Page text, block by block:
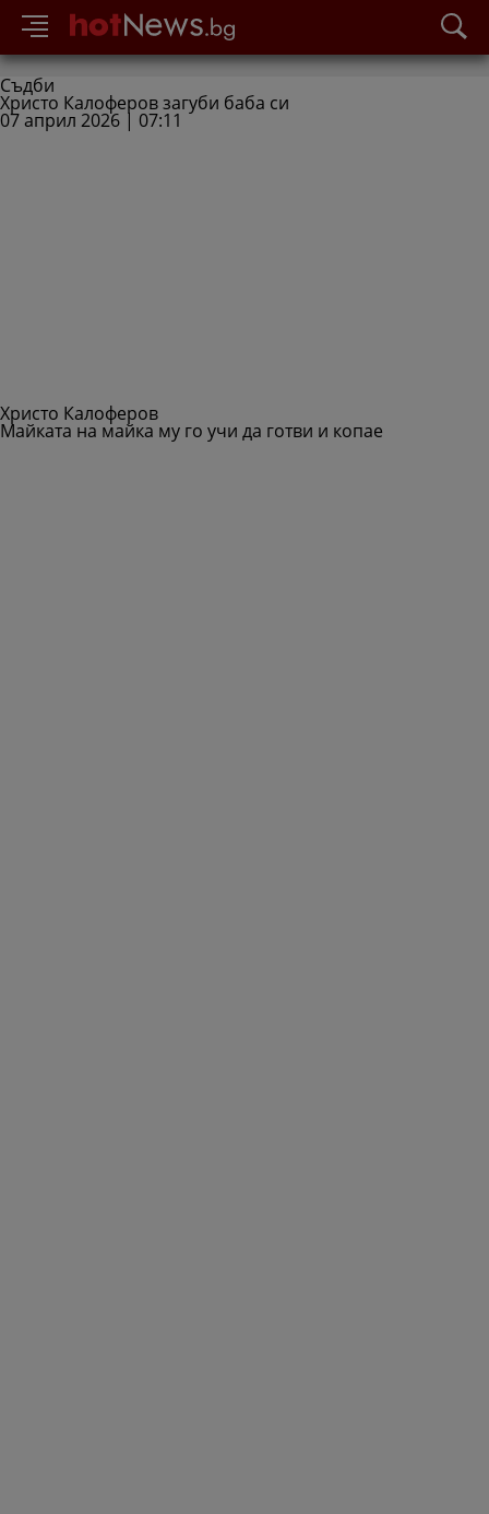
Съдби
Христо Калоферов загуби баба си
07 април 2026 | 07:11
Христо Калоферов
Майката на майка му го учи да готви и копае